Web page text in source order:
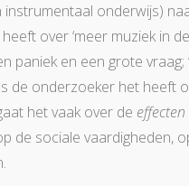
onderwijs)
over ‘meer muziek in
paniek en een grote vraag;
de onderzoeker het heeft
het vaak over de effecten
de sociale vaardigheden,